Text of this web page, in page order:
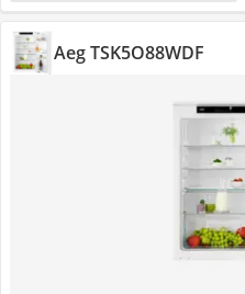
Aeg TSK5O88WDF